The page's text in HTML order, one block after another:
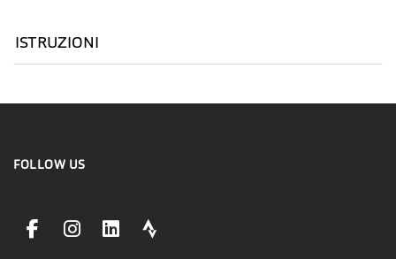
ISTRUZIONI
FOLLOW US
facebookLink
instagramLink
linkedinLinkstravaLink